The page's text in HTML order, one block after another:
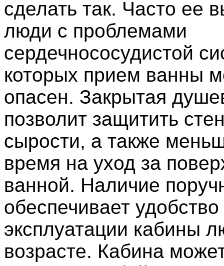
сделать так. Часто ее
люди с проблемами
сердечнососудистой
которых прием ванны
опасен. Закрытая
позволит защитить
сырости, а также
время на уход за
ванной. Наличие
обеспечивает
эксплуатации кабины
возрасте. Кабина